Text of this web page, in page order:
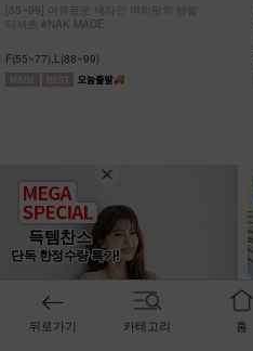
득템찬스
단독 한정수량 특가!
[55~99] 여유로운 넥라인 여리핏의 반팔
티셔츠 #NAK MADE.
F(55~77),L(88~99)
뒤로가기 카테고리 홈